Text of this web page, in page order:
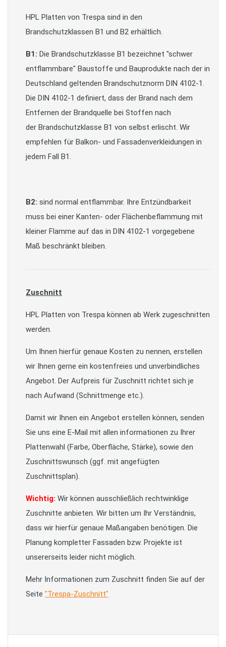
HPL Platten von Trespa sind in den
Brandschutzklassen B1 und B2 erhältlich.
B1: Die Brandschutzklasse B1 bezeichnet "schwer
entflammbare" Baustoffe und Bauprodukte nach der in
Deutschland geltenden Brandschutznorm DIN 4102-1.
Die DIN 4102-1 definiert, dass der Brand nach dem
Entfernen der Brandquelle bei Stoffen nach
der Brandschutzklasse B1 von selbst erlischt. Wir
empfehlen für Balkon- und Fassadenverkleidungen in
jedem Fall B1.
B2: sind normal entflammbar. Ihre Entzündbarkeit
muss bei einer Kanten- oder Flächenbeflammung mit
kleiner Flamme auf das in DIN 4102-1 vorgegebene
Maß beschränkt bleiben.
Zuschnitt
HPL Platten von Trespa können ab Werk zugeschnitten
werden.
Um Ihnen hierfür genaue Kosten zu nennen, erstellen
wir Ihnen gerne ein kostenfreies und unverbindliches
Angebot. Der Aufpreis für Zuschnitt richtet sich je
nach Aufwand (Schnittmenge etc.).
Damit wir Ihnen ein Angebot erstellen können, senden
Sie uns eine E-Mail mit allen informationen zu Ihrer
Plattenwahl (Farbe, Oberfläche, Stärke), sowie den
Zuschnittswunsch (ggf. mit angefügten
Zuschnittsplan).
Wichtig: Wir können ausschließlich rechtwinklige
Zuschnitte anbieten. Wir bitten um Ihr Verständnis,
dass wir hierfür genaue Maßangaben benötigen. Die
Planung kompletter Fassaden bzw. Projekte ist
unsererseits leider nicht möglich.
Mehr Informationen zum Zuschnitt finden Sie auf der
Seite "Trespa-Zuschnitt"